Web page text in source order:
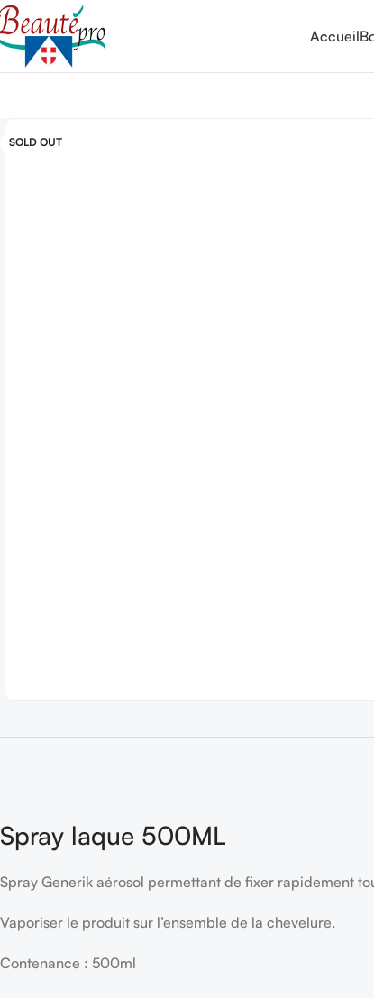
Accueil
SOLD OUT
Spray laque 500ML
Spray Generik aérosol permettant de fixer rapidement
Vaporiser le produit sur l’ensemble de la chevelure.
Contenance : 500ml